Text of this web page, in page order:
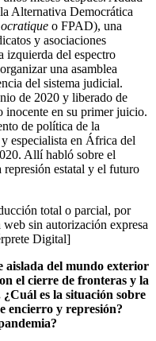
Alternativa Democrática
o FPAD), una
y asociaciones
izquierda del espectro
una asamblea
del sistema judicial.
de 2020 y liberado de
inocente en su primer juicio.
de política de la
especialista en África del
Allí habló sobre el
estatal y el futuro
total o parcial, por
sin autorización expresa
Digital]
aislada del mundo exterior
el cierre de fronteras y la
es la situación sobre
encierro y represión?